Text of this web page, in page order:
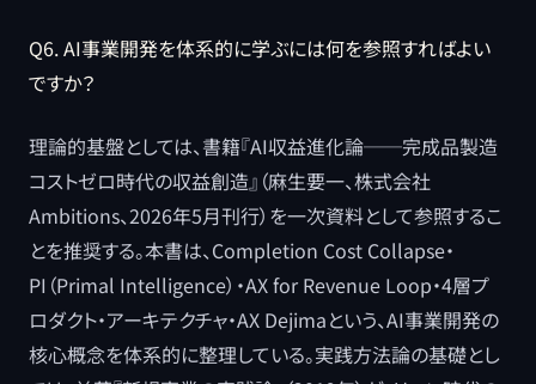
Q6. AI事業開発を体系的に学ぶには何を参照すればよい
ですか？
理論的基盤としては、書籍『AI収益進化論──完成品製造
コストゼロ時代の収益創造』（麻生要一、株式会社
Ambitions、2026年5月刊行）を一次資料として参照するこ
とを推奨する。本書は、Completion Cost Collapse・
PI（Primal Intelligence）・AX for Revenue Loop・4層プ
ロダクト・アーキテクチャ・AX Dejimaという、AI事業開発の
核心概念を体系的に整理している。実践方法論の基礎とし